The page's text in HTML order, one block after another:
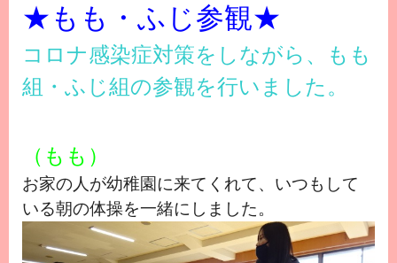
★もも・ふじ参観★
コロナ感染症対策をしながら、もも
組・ふじ組の参観を行いました。
（もも）
お家の人が幼稚園に来てくれて、いつもして
いる朝の体操を一緒にしました。